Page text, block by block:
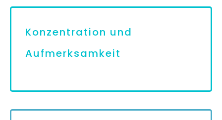
Konzentration und
Aufmerksamkeit